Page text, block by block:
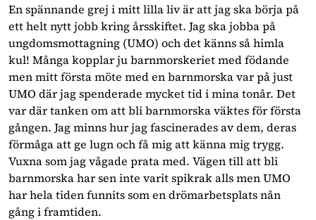
En spännande grej i mitt lilla liv är att jag ska börja på
ett helt nytt jobb kring årsskiftet. Jag ska jobba på
ungdomsmottagning (UMO) och det känns så himla
kul! Många kopplar ju barnmorskeriet med födande
men mitt första möte med en barnmorska var på just
UMO där jag spenderade mycket tid i mina tonår. Det
var där tanken om att bli barnmorska väktes för första
gången. Jag minns hur jag fascinerades av dem, deras
förmåga att ge lugn och få mig att känna mig trygg.
Vuxna som jag vågade prata med. Vägen till att bli
barnmorska har sen inte varit spikrak alls men UMO
har hela tiden funnits som en drömarbetsplats nån
gång i framtiden.